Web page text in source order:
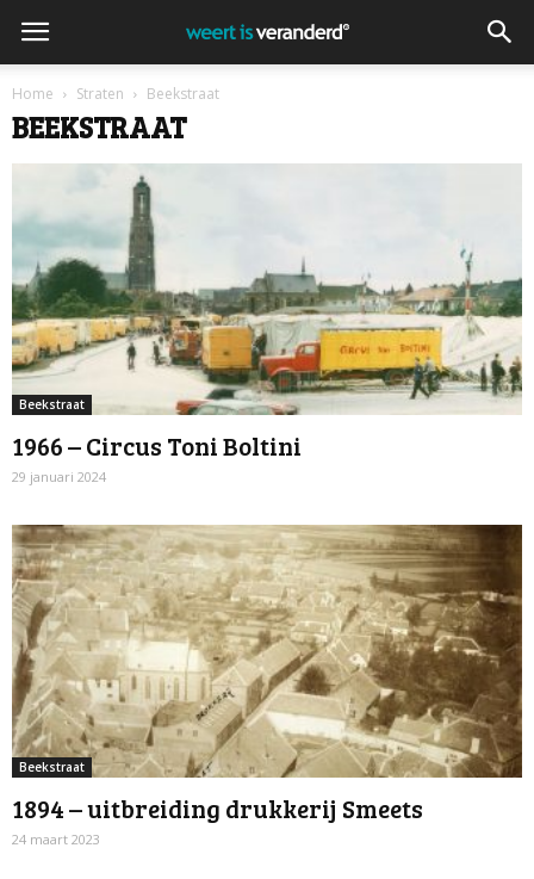
Home Straten Beekstraat
BEEKSTRAAT
Beekstraat
1966 – Circus Toni Boltini
29 januari 2024
Beekstraat
1894 – uitbreiding drukkerij Smeets
24 maart 2023